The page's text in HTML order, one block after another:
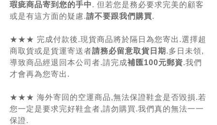
瑕疵商品寄到您的手中. 但若您是務必要求完美的顧客
或是有這方面的疑慮.請不要跟我們購買.
★★★ 完成付款後.現貨商品將於隔日為您寄出.選擇超
商取貨或是貨運寄送者請務必留意取貨日期 .多日未領,
導致商品經退回本公司者.請完成補匯100元郵資.我們
才會再為您寄出.
★★★ 海外寄回的空運商品,無法保證鞋盒是否毀損.若
您一定是要求完好鞋盒者,請勿購買.我們真的無法一一
保證.